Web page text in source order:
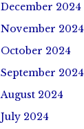
December 2024
November 2024
October 2024
September 2024
August 2024
July 2024